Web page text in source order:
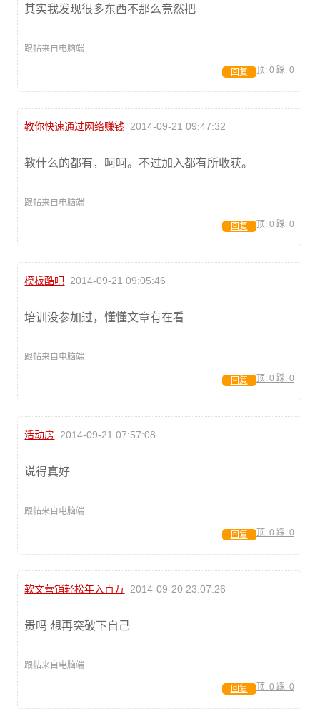
其实我发现很多东西不那么竟然把
跟帖来自电脑端
顶: 0 踩: 0
回复
教你快速通过网络赚钱 2014-09-21 09:47:32
教什么的都有，呵呵。不过加入都有所收获。
跟帖来自电脑端
顶: 0 踩: 0
回复
模板酷吧 2014-09-21 09:05:46
培训没参加过，懂懂文章有在看
跟帖来自电脑端
顶: 0 踩: 0
回复
活动房 2014-09-21 07:57:08
说得真好
跟帖来自电脑端
顶: 0 踩: 0
回复
软文营销轻松年入百万 2014-09-20 23:07:26
贵吗 想再突破下自己
跟帖来自电脑端
顶: 0 踩: 0
回复